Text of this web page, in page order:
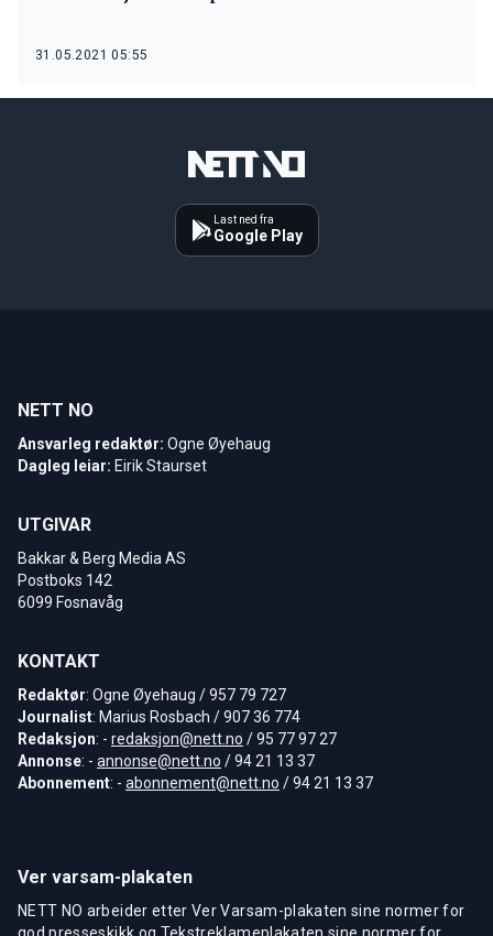
31.05.2021 05:55
Last ned fra
Google Play
NETT NO
Ansvarleg redaktør: Ogne Øyehaug
Dagleg leiar: Eirik Staurset
UTGIVAR
Bakkar & Berg Media AS
Postboks 142
6099 Fosnavåg
KONTAKT
Redaktør: Ogne Øyehaug / 957 79 727
Journalist: Marius Rosbach / 907 36 774
Redaksjon: - redaksjon@nett.no / 95 77 97 27
Annonse: - annonse@nett.no / 94 21 13 37
Abonnement: - abonnement@nett.no / 94 21 13 37
Ver varsam-plakaten
NETT NO arbeider etter Ver Varsam-plakaten sine normer for